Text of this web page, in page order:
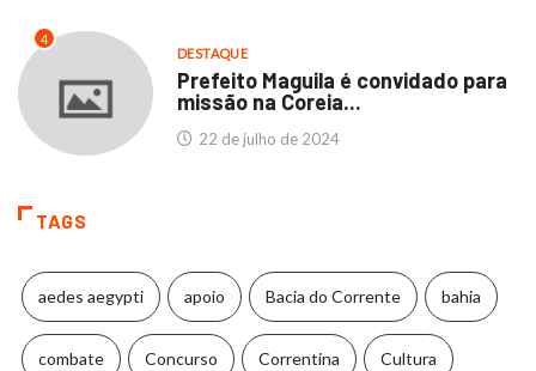
4
DESTAQUE
Prefeito Maguila é convidado para
missão na Coreia...
22 de julho de 2024
TAGS
aedes aegypti apoio Bacia do Corrente bahia
combate Concurso Correntina Cultura